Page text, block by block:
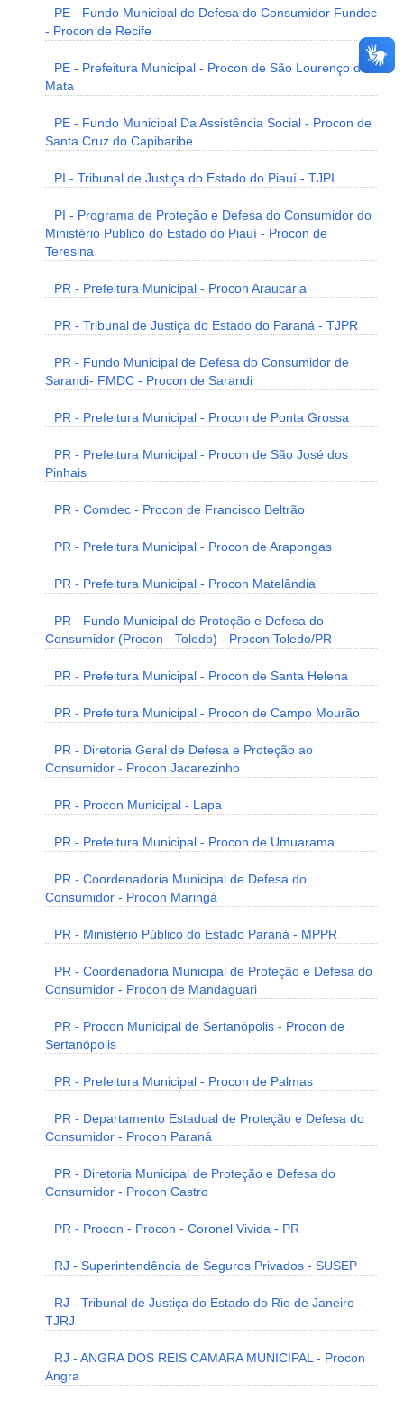
PE - Fundo Municipal de Defesa do Consumidor Fundec
- Procon de Recife
PE - Prefeitura Municipal - Procon de São Lourenço da
Mata
PE - Fundo Municipal Da Assistência Social - Procon de
Santa Cruz do Capibaribe
PI - Tribunal de Justiça do Estado do Piauí - TJPI
PI - Programa de Proteção e Defesa do Consumidor do
Ministério Público do Estado do Piauí - Procon de
Teresina
PR - Prefeitura Municipal - Procon Araucária
PR - Tribunal de Justiça do Estado do Paraná - TJPR
PR - Fundo Municipal de Defesa do Consumidor de
Sarandi- FMDC - Procon de Sarandi
PR - Prefeitura Municipal - Procon de Ponta Grossa
PR - Prefeitura Municipal - Procon de São José dos
Pinhais
PR - Comdec - Procon de Francisco Beltrão
PR - Prefeitura Municipal - Procon de Arapongas
PR - Prefeitura Municipal - Procon Matelândia
PR - Fundo Municipal de Proteção e Defesa do
Consumidor (Procon - Toledo) - Procon Toledo/PR
PR - Prefeitura Municipal - Procon de Santa Helena
PR - Prefeitura Municipal - Procon de Campo Mourão
PR - Diretoria Geral de Defesa e Proteção ao
Consumidor - Procon Jacarezinho
PR - Procon Municipal - Lapa
PR - Prefeitura Municipal - Procon de Umuarama
PR - Coordenadoria Municipal de Defesa do
Consumidor - Procon Maringá
PR - Ministério Público do Estado Paraná - MPPR
PR - Coordenadoria Municipal de Proteção e Defesa do
Consumidor - Procon de Mandaguari
PR - Procon Municipal de Sertanópolis - Procon de
Sertanópolis
PR - Prefeitura Municipal - Procon de Palmas
PR - Departamento Estadual de Proteção e Defesa do
Consumidor - Procon Paraná
PR - Diretoria Municipal de Proteção e Defesa do
Consumidor - Procon Castro
PR - Procon - Procon - Coronel Vivida - PR
RJ - Superintendência de Seguros Privados - SUSEP
RJ - Tribunal de Justiça do Estado do Rio de Janeiro -
TJRJ
RJ - ANGRA DOS REIS CAMARA MUNICIPAL - Procon
Angra